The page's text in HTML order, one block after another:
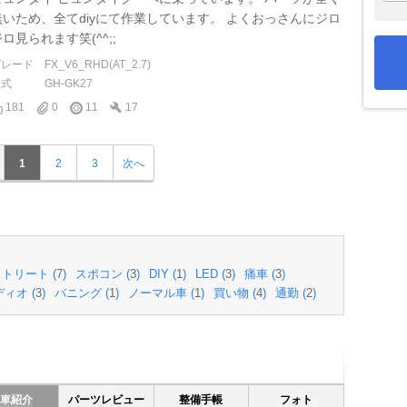
いため、全てdiyにて作業しています。 よくおっさんにジロ
ロ見られます笑(^^;;
ード
FX_V6_RHD(AT_2.7)
GH-GK27
181
0 11 17
1 2 3 次へ
リート (7) スポコン (3) DIY (1) LED (3) 痛車 (3)
ィオ (3) バニング (1) ノーマル車 (1) 買い物 (4) 通勤 (2)
紹介 パーツレビュー 整備手帳 フォト